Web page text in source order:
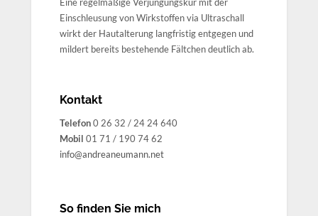
Einschleusung von Wirkstoffen via Ultraschall
wirkt der Hautalterung langfristig entgegen und
mildert bereits bestehende Fältchen deutlich ab.
Kontakt
Telefon0 26 32 / 24 24 640
Mobil 01 71 / 190 74 62
info@andreaneumann.net
So finden Sie mich